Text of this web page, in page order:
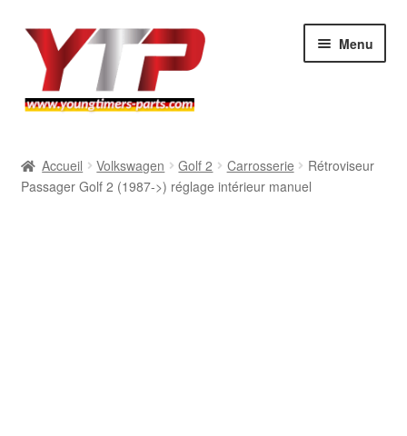
Aller
navigation
Aller
contenu
Menu
BMW
Accueil Volkswagen Golf 2 Carrosserie
Rétroviseur
Passager Golf 2 (1987->) réglage intérieur manuel